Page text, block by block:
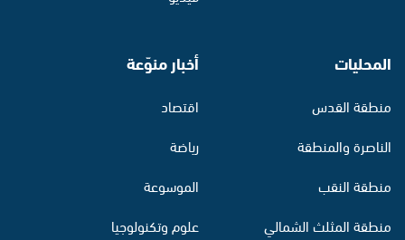
المحليات
منطقة القدس
الناصرة والمنطقة
منطقة النقب
منطقة المثلث الشمالي
أخبار منوّعة
اقتصاد
رياضة
الموسوعة
علوم وتكنولوجيا